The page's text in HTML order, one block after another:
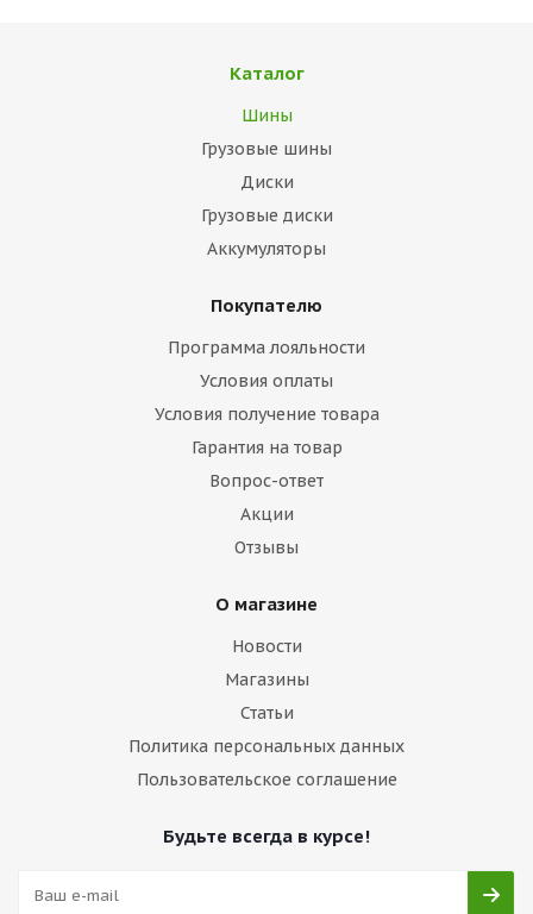
Каталог
Шины
Грузовые шины
Диски
Грузовые диски
Аккумуляторы
Покупателю
Программа лояльности
Условия оплаты
Условия получение товара
Гарантия на товар
Вопрос-ответ
Акции
Отзывы
О магазине
Новости
Магазины
Статьи
Политика персональных данных
Пользовательское соглашение
Будьте всегда в курсе!